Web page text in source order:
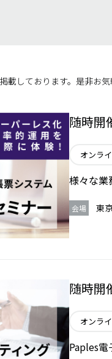
載しております。是非お
随時開
オンラ
様々な業
会場 東
随時開
オンラ
Paples